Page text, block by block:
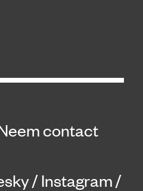
contact
/Instagram/